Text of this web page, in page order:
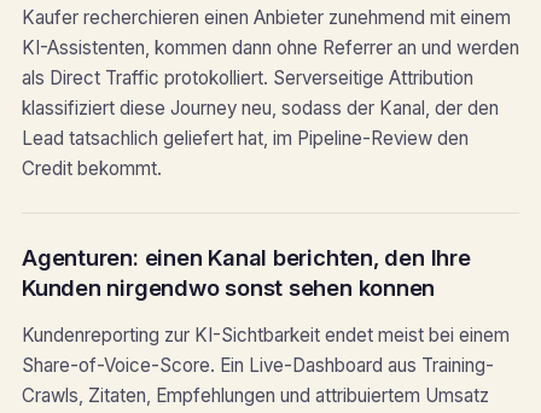
Kaufer recherchieren einen Anbieter zunehmend mit einem
KI-Assistenten, kommen dann ohne Referrer an und werden
als Direct Traffic protokolliert. Serverseitige Attribution
klassifiziert diese Journey neu, sodass der Kanal, der den
Lead tatsachlich geliefert hat, im Pipeline-Review den
Credit bekommt.
Agenturen: einen Kanal berichten, den Ihre
Kunden nirgendwo sonst sehen konnen
Kundenreporting zur KI-Sichtbarkeit endet meist bei einem
Share-of-Voice-Score. Ein Live-Dashboard aus Training-
Crawls, Zitaten, Empfehlungen und attribuiertem Umsatz